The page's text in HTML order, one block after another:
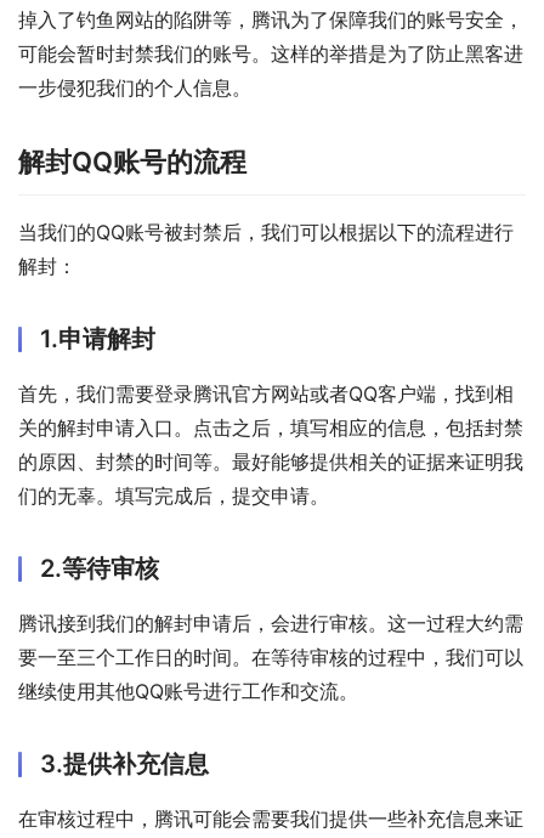
掉入了钓鱼网站的陷阱等，腾讯为了保障我们的账号安全，
可能会暂时封禁我们的账号。这样的举措是为了防止黑客进
一步侵犯我们的个人信息。
解封QQ账号的流程
当我们的QQ账号被封禁后，我们可以根据以下的流程进行
解封：
1.申请解封
首先，我们需要登录腾讯官方网站或者QQ客户端，找到相
关的解封申请入口。点击之后，填写相应的信息，包括封禁
的原因、封禁的时间等。最好能够提供相关的证据来证明我
们的无辜。填写完成后，提交申请。
2.等待审核
腾讯接到我们的解封申请后，会进行审核。这一过程大约需
要一至三个工作日的时间。在等待审核的过程中，我们可以
继续使用其他QQ账号进行工作和交流。
3.提供补充信息
在审核过程中，腾讯可能会需要我们提供一些补充信息来证